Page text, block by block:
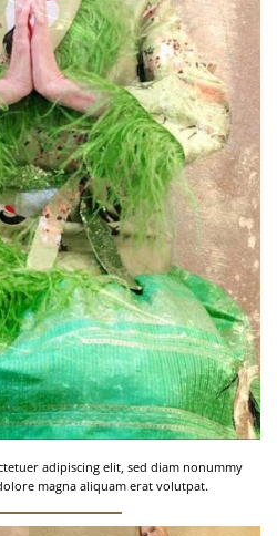
adipiscing elit, sed diam nonummy
magna aliquam erat volutpat.